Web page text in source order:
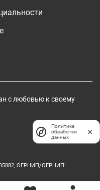
с любовью к своему
ОГРНИП/ОГРНИП:
Политика
обработки
данных